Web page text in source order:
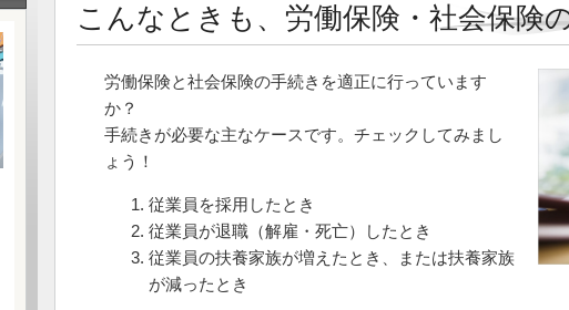
こんなときも、労働保険・社会保険
労働保険と社会保険の手続きを適正に行っています
か？
手続きが必要な主なケースです。チェックしてみまし
ょう！
従業員を採用したとき
従業員が退職（解雇・死亡）したとき
従業員の扶養家族が増えたとき、または扶養家族
が減ったとき